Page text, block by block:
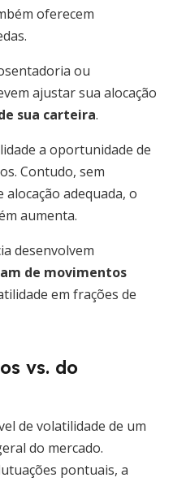
oferecem
ou
ajustar sua alocação
sua carteira.
a oportunidade de
Contudo, sem
adequada, o
aumenta.
desenvolvem
de movimentos
em frações de
vs. do
de volatilidade de um
do mercado.
pontuais, a